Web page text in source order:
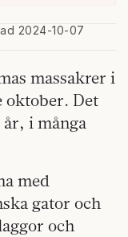
2024-10-07
massakrer i
oktober. Det
i många
med
gator och
och